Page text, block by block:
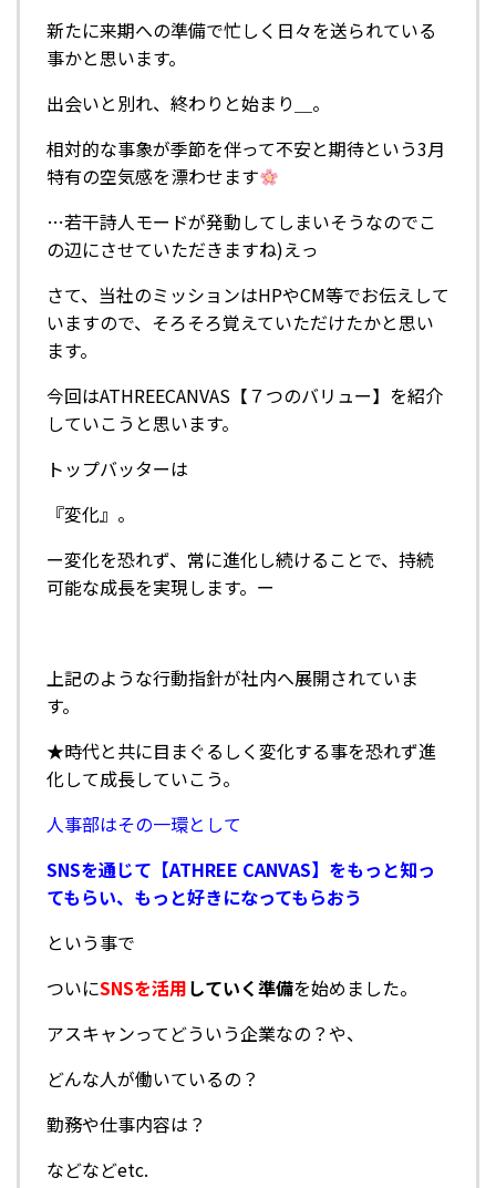
新たに来期への準備で忙しく日々を送られている
事かと思います。
出会いと別れ、終わりと始まり＿。
相対的な事象が季節を伴って不安と期待という3月
特有の空気感を漂わせます
…若干詩人モードが発動してしまいそうなのでこ
の辺にさせていただきますね)えっ
さて、当社のミッションはHPやCM等でお伝えして
いますので、そろそろ覚えていただけたかと思い
ます。
今回はATHREECANVAS【７つのバリュー】を紹介
していこうと思います。
トップバッターは
『変化』。
ー変化を恐れず、常に進化し続けることで、持続
可能な成長を実現します。ー
上記のような行動指針が社内へ展開されていま
す。
★時代と共に目まぐるしく変化する事を恐れず進
化して成長していこう。
人事部はその一環として
SNSを通じて【ATHREE CANVAS】をもっと知っ
てもらい、もっと好きになってもらおう
という事で
ついにSNSを活用していく準備を始めました。
アスキャンってどういう企業なの？や、
どんな人が働いているの？
勤務や仕事内容は？
などなどetc.